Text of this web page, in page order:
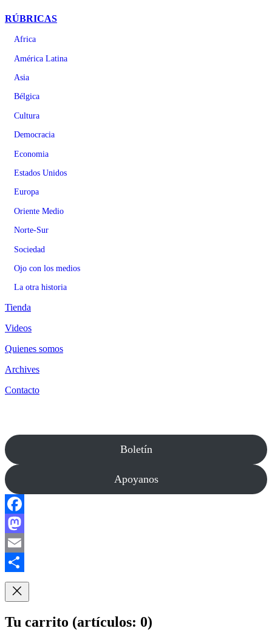
RÚBRICAS
Africa
América Latina
Asia
Bélgica
Cultura
Democracia
Economia
Estados Unidos
Europa
Oriente Medio
Norte-Sur
Sociedad
Ojo con los medios
La otra historia
Tienda
Videos
Quienes somos
Archives
Contacto
Boletín
Apoyanos
Facebook
Mastodon
Email
Compartir
Tu carrito (artículos: 0)